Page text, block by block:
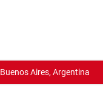
Buenos Aires, Argentina